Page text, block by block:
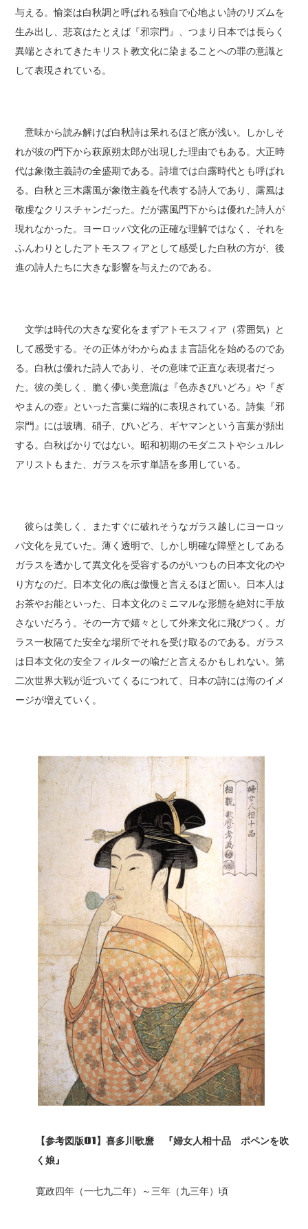
与える。愉楽は白秋調と呼ばれる独自で心地よい詩のリズムを
生み出し、悲哀はたとえば『邪宗門』、つまり日本では長らく
異端とされてきたキリスト教文化に染まることへの罪の意識と
して表現されている。
意味から読み解けば白秋詩は呆れるほど底が浅い。しかしそ
れが彼の門下から萩原朔太郎が出現した理由でもある。大正時
代は象徴主義詩の全盛期である。詩壇では白露時代とも呼ばれ
る。白秋と三木露風が象徴主義を代表する詩人であり、露風は
敬虔なクリスチャンだった。だが露風門下からは優れた詩人が
現れなかった。ヨーロッパ文化の正確な理解ではなく、それを
ふんわりとしたアトモスフィアとして感受した白秋の方が、後
進の詩人たちに大きな影響を与えたのである。
文学は時代の大きな変化をまずアトモスフィア（雰囲気）と
して感受する。その正体がわからぬまま言語化を始めるのであ
る。白秋は優れた詩人であり、その意味で正直な表現者だっ
た。彼の美しく、脆く儚い美意識は『色赤きびいどろ』や『ぎ
やまんの壺』といった言葉に端的に表現されている。詩集『邪
宗門』には玻璃、硝子、びいどろ、ギヤマンという言葉が頻出
する。白秋ばかりではない。昭和初期のモダニストやシュルレ
アリストもまた、ガラスを示す単語を多用している。
彼らは美しく、またすぐに破れそうなガラス越しにヨーロッ
パ文化を見ていた。薄く透明で、しかし明確な障壁としてある
ガラスを透かして異文化を受容するのがいつもの日本文化のや
り方なのだ。日本文化の底は傲慢と言えるほど固い。日本人は
お茶やお能といった、日本文化のミニマルな形態を絶対に手放
さないだろう。その一方で嬉々として外来文化に飛びつく。ガ
ラス一枚隔てた安全な場所でそれを受け取るのである。ガラス
は日本文化の安全フィルターの喩だと言えるかもしれない。第
二次世界大戦が近づいてくるにつれて、日本の詩には海のイメ
ージが増えていく。
【参考図版01】喜多川歌麿 『婦女人相十品 ポペンを吹
く娘』
寛政四年（一七九二年）～三年（九三年）頃